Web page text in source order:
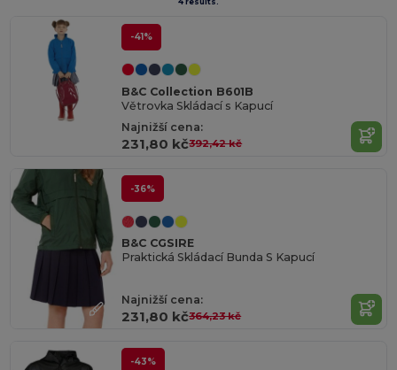
4 results.
-41%
B&C Collection B601B
Větrovka Skládací s Kapucí
Najnižší cena:
231,80 kč392,42 kč
-36%
B&C CGSIRE
Praktická Skládací Bunda S Kapucí
Najnižší cena:
231,80 kč364,23 kč
-43%